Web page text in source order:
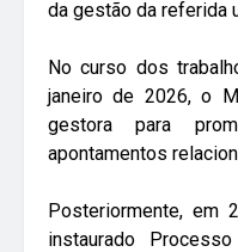
da gestão da referida
No curso dos
janeiro de 2026, o
gestora para
apontamentos
Posteriormente, em
instaurado